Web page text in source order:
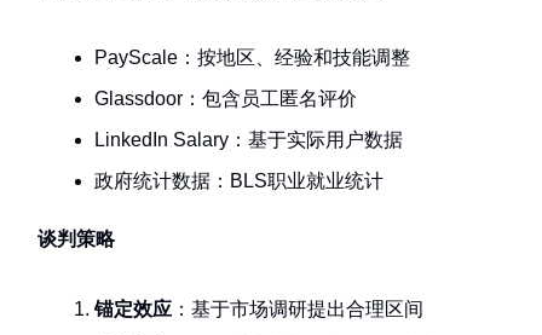
PayScale：按地区、经验和技能调整
Glassdoor：包含员工匿名评价
LinkedIn Salary：基于实际用户数据
政府统计数据：BLS职业就业统计
谈判策略
锚定效应 ：基于市场调研提出合理区间